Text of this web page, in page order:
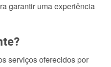
garantir uma experiência
serviços oferecidos por